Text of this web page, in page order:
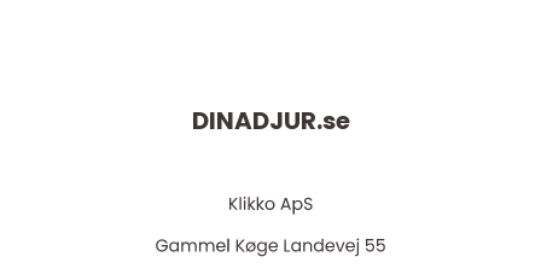
DINADJUR.se